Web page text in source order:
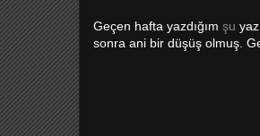
Geçen hafta yazdığım şu
sonra ani bir düşüş olmuş.